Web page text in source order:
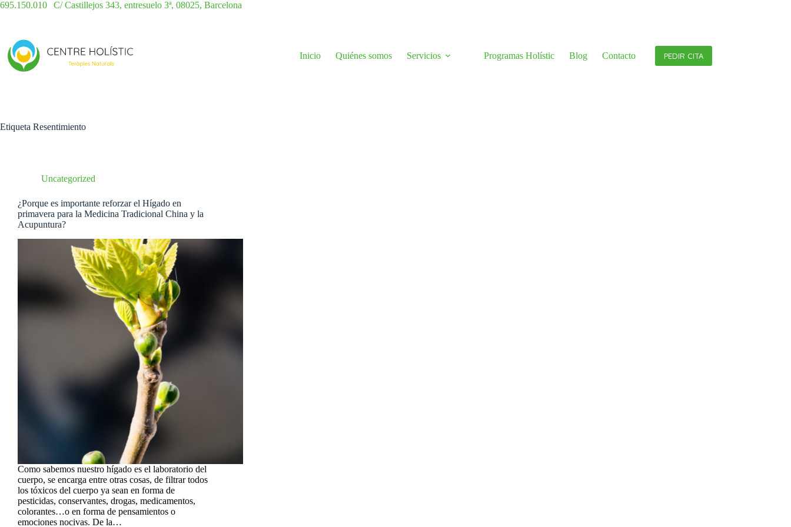
Saltar
695.150.010 C/ Castillejos 343, entresuelo 3ª, 08025, Barcelona
Inicio Quiénes somos Servicios Programas Holístic Blog Contacto PEDIR CITA
Etiqueta Resentimiento
Uncategorized
¿Porque es importante reforzar el Hígado en
primavera para la Medicina Tradicional China y la
Acupuntura?
Como sabemos nuestro hígado es el laboratorio del
cuerpo, se encarga entre otras cosas, de filtrar todos
los tóxicos del cuerpo ya sean en forma de
pesticidas, conservantes, drogas, medicamentos,
colorantes…o en forma de pensamientos o
emociones nocivas. De la…